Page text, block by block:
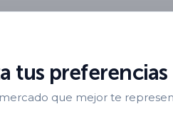
tus preferencias
que mejor te